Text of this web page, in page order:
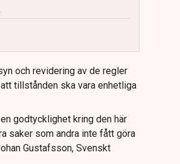
och revidering av de regler
tillstånden ska vara enhetliga
godtycklighet kring den här
saker som andra inte fått göra
Gustafsson, Svenskt